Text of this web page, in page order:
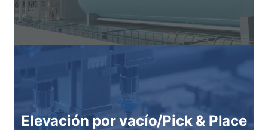
Elevación por vacío/Pick & Place